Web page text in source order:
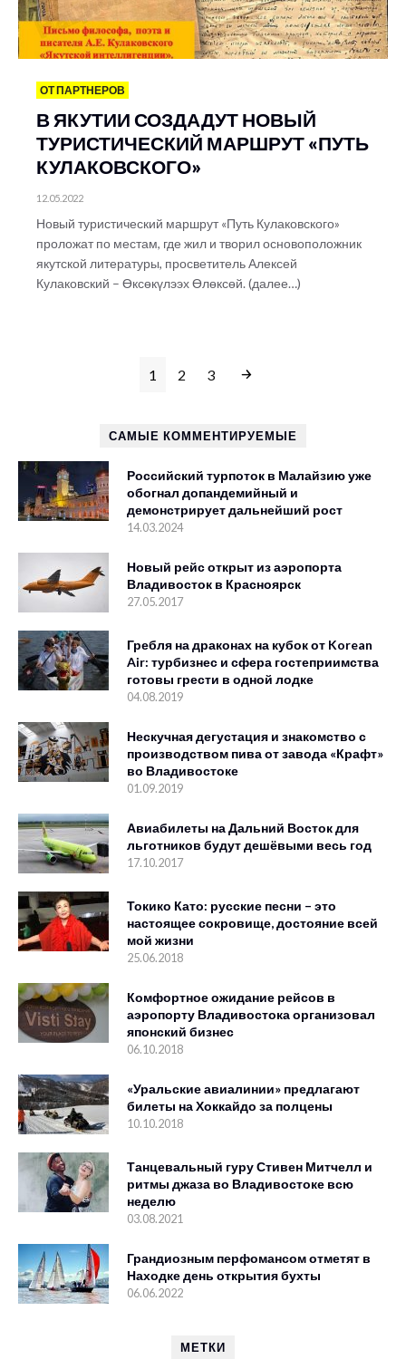
ОТ ПАРТНЕРОВ
В ЯКУТИИ СОЗДАДУТ НОВЫЙ
ТУРИСТИЧЕСКИЙ МАРШРУТ «ПУТЬ
КУЛАКОВСКОГО»
12.05.2022
Новый туристический маршрут «Путь Кулаковского»
проложат по местам, где жил и творил основоположник
якутской литературы, просветитель Алексей
Кулаковский – Өксөкүлээх Өлөксөй. (далее…)
1 2 3
САМЫЕ КОММЕНТИРУЕМЫЕ
Российский турпоток в Малайзию уже
обогнал допандемийный и
демонстрирует дальнейший рост
14.03.2024
Новый рейс открыт из аэропорта
Владивосток в Красноярск
27.05.2017
Гребля на драконах на кубок от Korean
Air: турбизнес и сфера гостеприимства
готовы грести в одной лодке
04.08.2019
Нескучная дегустация и знакомство с
производством пива от завода «Крафт»
во Владивостоке
01.09.2019
Авиабилеты на Дальний Восток для
льготников будут дешёвыми весь год
17.10.2017
Токико Като: русские песни – это
настоящее сокровище, достояние всей
мой жизни
25.06.2018
Комфортное ожидание рейсов в
аэропорту Владивостока организовал
японский бизнес
06.10.2018
«Уральские авиалинии» предлагают
билеты на Хоккайдо за полцены
10.10.2018
Танцевальный гуру Стивен Митчелл и
ритмы джаза во Владивостоке всю
неделю
03.08.2021
Грандиозным перфомансом отметят в
Находке день открытия бухты
06.06.2022
МЕТКИ